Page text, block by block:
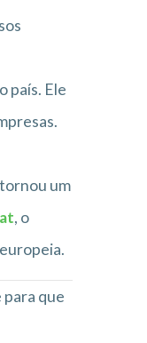
país. Ele
um
, o
que